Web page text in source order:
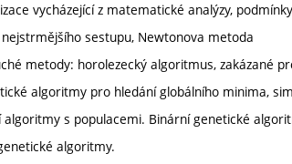
vycházející z matematické analýzy,
sestupu, Newtonova metoda
metody: horolezecký algoritmus, zakázané
algoritmy pro hledání globálního minima,
algoritmy s populacemi. Binární genetické
algoritmy.